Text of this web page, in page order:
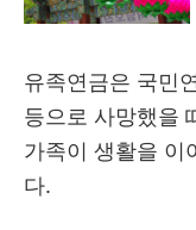
유족연금은 국민
등으로 사망했을
가족이 생활을 이
다.